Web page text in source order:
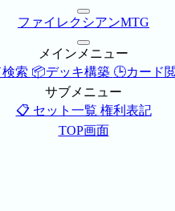
ファイレクシアンMTG
メインメニュー
索 📦デッキ構築 🕒カード
サブメニュー
📋 セット一覧 権利表記
TOP画面